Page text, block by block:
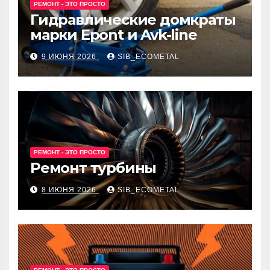
РЕМОНТ - ЭТО ПРОСТО
Гидравлические домкраты
марки Epont и Avk-line
9 ИЮНЯ 2026 SIB_ECOMETAL
РЕМОНТ - ЭТО ПРОСТО
Ремонт турбины
8 ИЮНЯ 2026 SIB_ECOMETAL